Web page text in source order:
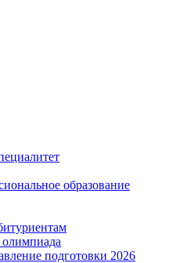
образование
подготовки 2026